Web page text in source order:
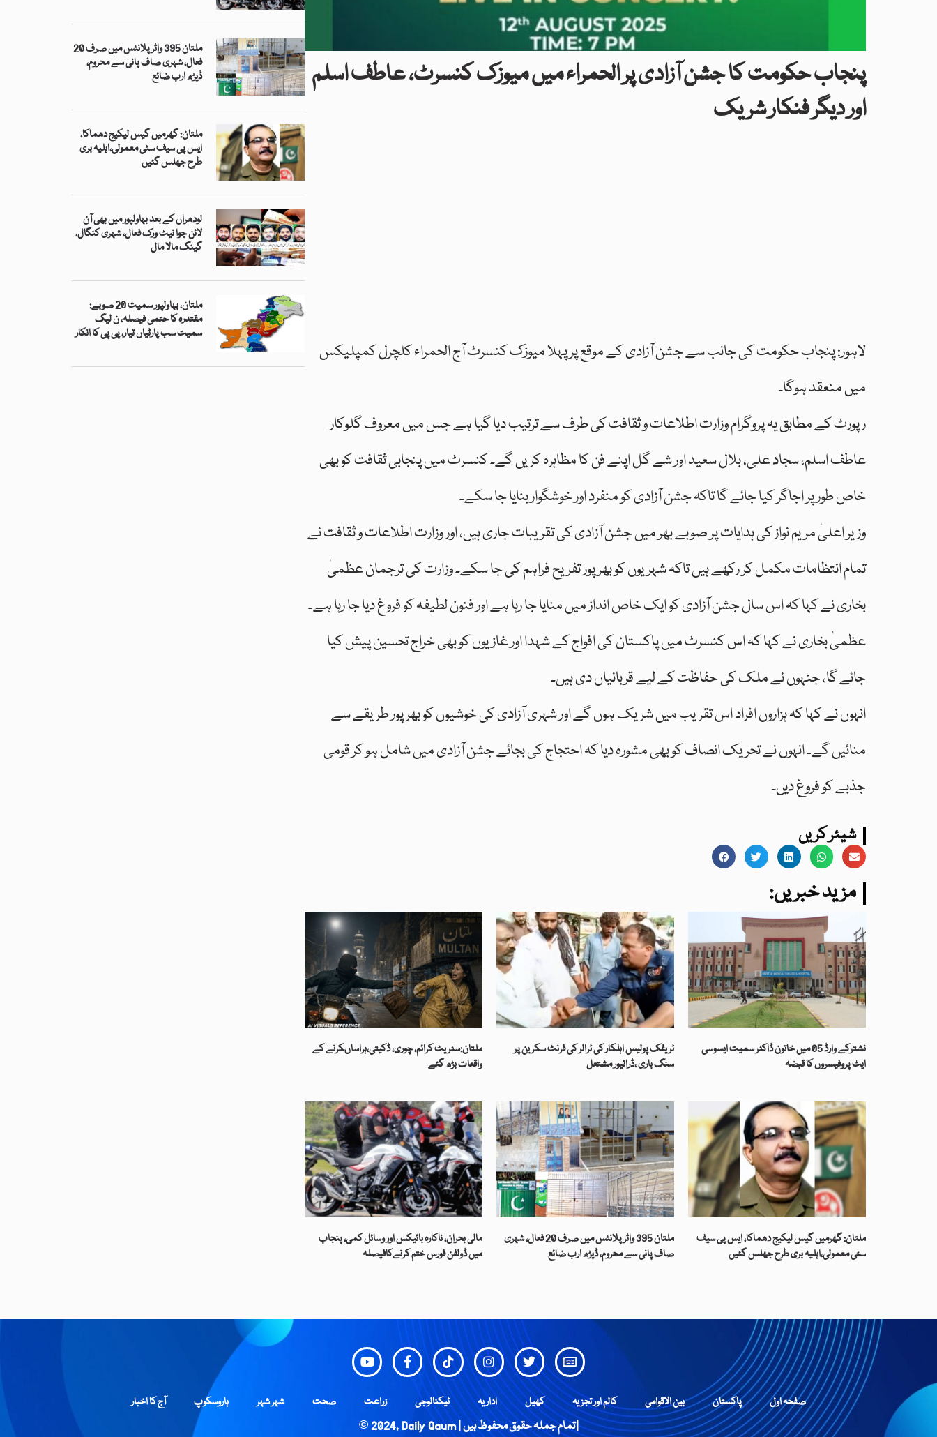
ملتان 395 واٹر پلانٹس میں صرف 20
فعال، شہری صاف پانی سے محروم،
ڈیڑھ ارب ضائع
ملتان: گھرمیں گیس لیکیج دھماکا،
ایس پی سیف سٹی معمولی،اہلیہ بری
طرح جھلس گئیں
لودھراں کے بعد بہاولپور میں بھی آن
لائن جوا نیٹ ورک فعال، شہری کنگال،
گینگ مالا مال
ملتان، بہاولپور سمیت 20 صوبے:
مقتدرہ کا حتمی فیصلہ، ن لیگ
سمیت سب پارٹیاں تیار، پی پی کا انکار
پنجاب حکومت کا جشن آزادی پر الحمراء میں میوزک کنسرٹ، عاطف اسلم
اور دیگر فنکار شریک
لاہور: پنجاب حکومت کی جانب سے جشن آزادی کے موقع پر پہلا میوزک کنسرٹ آج الحمراء کلچرل کمپلیکس
میں منعقد ہوگا۔
رپورٹ کے مطابق یہ پروگرام وزارت اطلاعات و ثقافت کی طرف سے ترتیب دیا گیا ہے جس میں معروف گلوکار
عاطف اسلم، سجاد علی، بلال سعید اور شے گل اپنے فن کا مظاہرہ کریں گے۔ کنسرٹ میں پنجابی ثقافت کو بھی
خاص طور پر اجاگر کیا جائے گا تاکہ جشن آزادی کو منفرد اور خوشگوار بنایا جا سکے۔
وزیر اعلیٰ مریم نواز کی ہدایات پر صوبے بھر میں جشن آزادی کی تقریبات جاری ہیں، اور وزارت اطلاعات و ثقافت نے
تمام انتظامات مکمل کر رکھے ہیں تاکہ شہریوں کو بھرپور تفریح فراہم کی جا سکے۔ وزارت کی ترجمان عظمیٰ
بخاری نے کہا کہ اس سال جشن آزادی کو ایک خاص انداز میں منایا جا رہا ہے اور فنون لطیفہ کو فروغ دیا جا رہا ہے۔
عظمیٰ بخاری نے کہا کہ اس کنسرٹ میں پاکستان کی افواج کے شہدا اور غازیوں کو بھی خراج تحسین پیش کیا
جائے گا، جنہوں نے ملک کی حفاظت کے لیے قربانیاں دی ہیں۔
انہوں نے کہا کہ ہزاروں افراد اس تقریب میں شریک ہوں گے اور شہری آزادی کی خوشیوں کو بھرپور طریقے سے
منائیں گے۔ انہوں نے تحریک انصاف کو بھی مشورہ دیا کہ احتجاج کی بجائے جشن آزادی میں شامل ہو کر قومی
جذبے کو فروغ دیں۔
شیئر کریں
:مزید خبریں
ملتان:سٹریٹ کرائم، چوری، ڈکیتی،ہراساںکرنے کے
واقعات بڑھ گئے
ٹریفک پولیس اہلکار کی ٹرالر کی فرنٹ سکرین پر
سنگ باری ،ڈرائیور مشتعل
نشترکے وارڈ 05 میں خاتون ڈاکٹر سمیت ایسوسی
ایٹ پروفیسروں کا قبضہ
مالی بحران، ناکارہ بائیکس اور وسائل کمی، پنجاب
میں ڈولفن فورس ختم کرنےکافیصلہ
ملتان 395 واٹر پلانٹس میں صرف 20 فعال، شہری
صاف پانی سے محروم، ڈیڑھ ارب ضائع
ملتان: گھرمیں گیس لیکیج دھماکا، ایس پی سیف
سٹی معمولی،اہلیہ بری طرح جھلس گئیں
آج کا اخبار ہاروسکوپ شہر شہر صحت زراعت ٹیکنالوجی اداریہ کھیل کالم اور تجزیہ بین الاقوامی پاکستان صفحہ اول
© 2024, Daily Qaum | تمام جملہ حقوق محفوظ ہیں |